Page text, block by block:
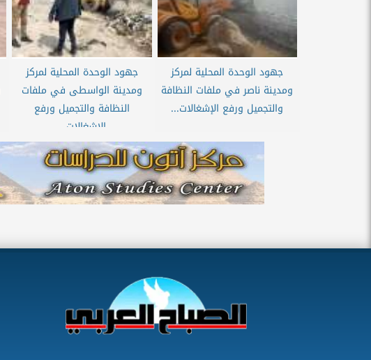
جهود الوحدة المحلية لمركز
ومدينة ناصر في ملفات النظافة
والتجميل ورفع الإشغالات...
جهود الوحدة المحلية لمركز
ومدينة الواسطى في ملفات
النظافة والتجميل ورفع
الإشغالات...